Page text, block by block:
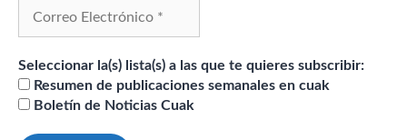
Seleccionar la(s) lista(s) a las que te quieres subscribir:
Resumen de publicaciones semanales en cuak
Boletín de Noticias Cuak